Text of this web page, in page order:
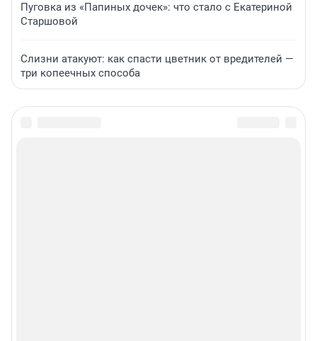
Пуговка из «Папиных дочек»: что стало с Екатериной
Старшовой
Слизни атакуют: как спасти цветник от вредителей —
три копеечных способа